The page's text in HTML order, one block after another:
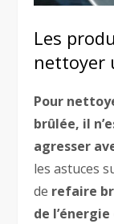
Les
nettoyer
Pour
brûlée, il
agresser
les astuces
de refaire
de